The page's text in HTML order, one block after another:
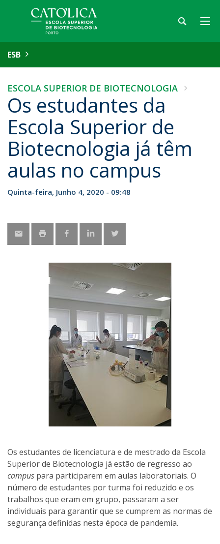
ESB
ESCOLA SUPERIOR DE BIOTECNOLOGIA
Os estudantes da
Escola Superior de
Biotecnologia já têm
aulas no campus
Quinta-feira, Junho 4, 2020 - 09:48
Os estudantes de licenciatura e de mestrado da Escola
Superior de Biotecnologia já estão de regresso ao
campus para participarem em aulas laboratoriais. O
número de estudantes por turma foi reduzido e os
trabalhos que eram em grupo, passaram a ser
individuais para garantir que se cumprem as normas de
segurança definidas nesta época de pandemia.